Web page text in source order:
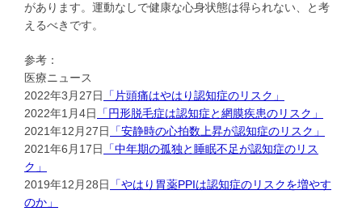
があります。運動なしで健康な心身状態は得られない、と考
えるべきです。
参考：
医療ニュース
2022年3月27日
「片頭痛はやはり認知症のリスク」
2022年1月4日
「円形脱毛症は認知症と網膜疾患のリスク」
2021年12月27日
「安静時の心拍数上昇が認知症のリスク」
2021年6月17日
「中年期の孤独と睡眠不足が認知症のリス
ク」
2019年12月28日
「やはり胃薬PPIは認知症のリスクを増やす
のか」